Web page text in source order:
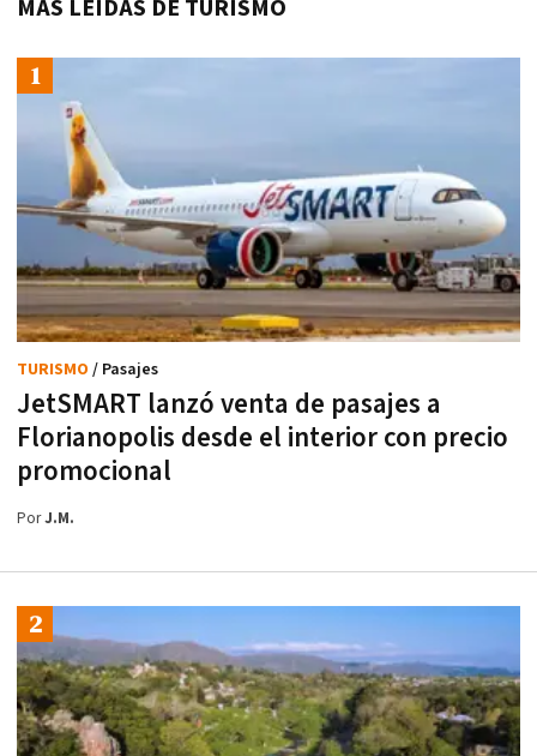
MÁS LEÍDAS DE TURISMO
JetSMART lanzó venta de pasajes a
Florianopolis desde el interior con precio
promocional
TURISMO / Pasajes
PorJ.M.